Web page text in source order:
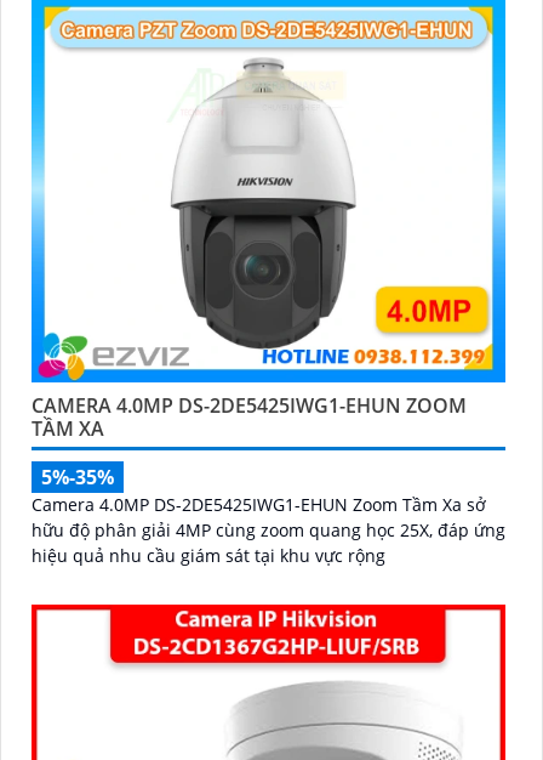
CAMERA 4.0MP DS-2DE5425IWG1-EHUN ZOOM
TẦM XA
5%-35%
Camera 4.0MP DS-2DE5425IWG1-EHUN Zoom Tầm Xa sở
hữu độ phân giải 4MP cùng zoom quang học 25X, đáp ứng
hiệu quả nhu cầu giám sát tại khu vực rộng